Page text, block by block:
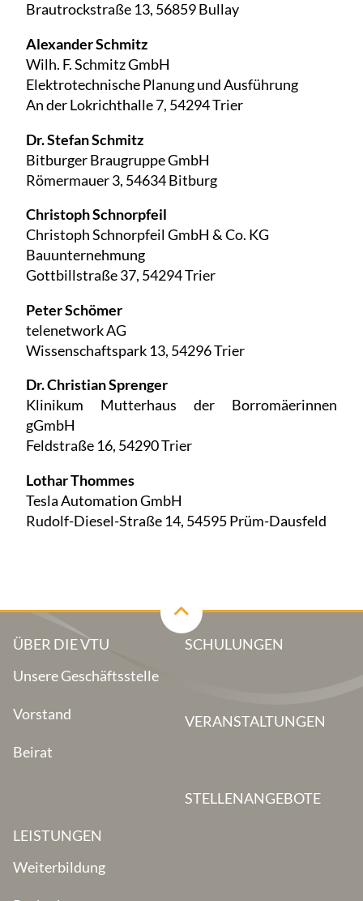
Brautrockstraße 13, 56859 Bullay
Alexander Schmitz
Wilh. F. Schmitz GmbH
Elektrotechnische Planung und Ausführung
An der Lokrichthalle 7, 54294 Trier
Dr. Stefan Schmitz
Bitburger Braugruppe GmbH
Römermauer 3, 54634 Bitburg
Christoph Schnorpfeil
Christoph Schnorpfeil GmbH & Co. KG
Bauunternehmung
Gottbillstraße 37, 54294 Trier
Peter Schömer
telenetwork AG
Wissenschaftspark 13, 54296 Trier
Dr. Christian Sprenger
Klinikum Mutterhaus der Borromäerinnen
gGmbH
Feldstraße 16, 54290 Trier
Lothar Thommes
Tesla Automation GmbH
Rudolf-Diesel-Straße 14, 54595 Prüm-Dausfeld
ÜBER DIE VTU
Unsere Geschäftsstelle
Vorstand
Beirat
LEISTUNGEN
Weiterbildung
SCHULUNGEN
VERANSTALTUNGEN
STELLENANGEBOTE